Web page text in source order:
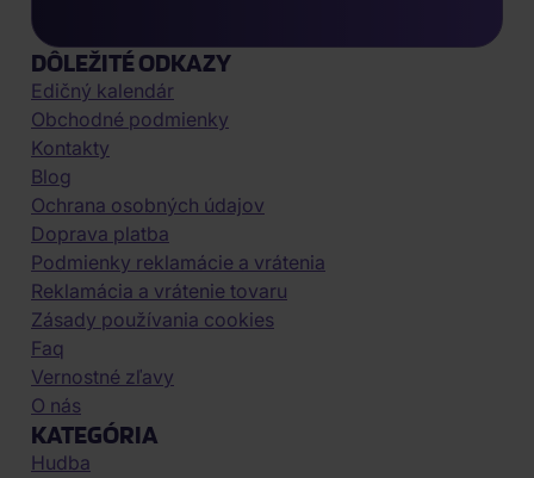
DÔLEŽITÉ ODKAZY
Edičný kalendár
Obchodné podmienky
Kontakty
Blog
Ochrana osobných údajov
Doprava platba
Podmienky reklamácie a vrátenia
Reklamácia a vrátenie tovaru
Zásady používania cookies
Faq
Vernostné zľavy
O nás
KATEGÓRIA
Hudba